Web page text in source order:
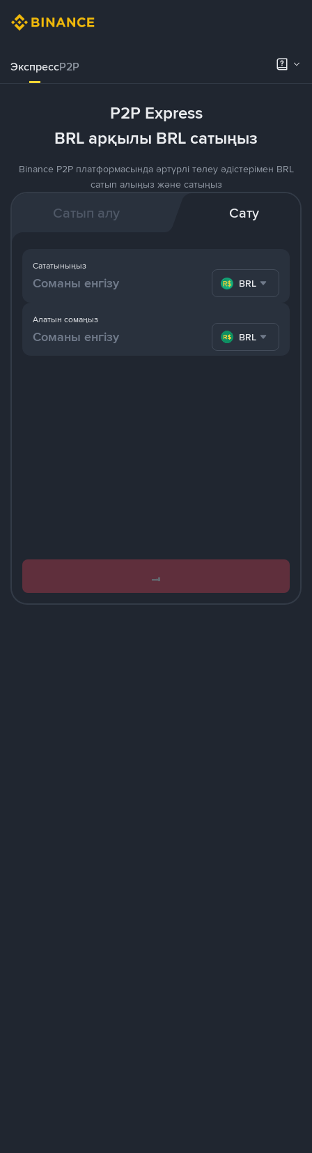
ЭкспрессP2P
P2P Express
BRL арқылы BRL сатыңыз
Binance P2P платформасында әртүрлі төлеу әдістерімен BRL
сатып алыңыз және сатыңыз
Сатып алу Сату
Алатын сомаңыз
BRL
Сататыныңыз
BRL